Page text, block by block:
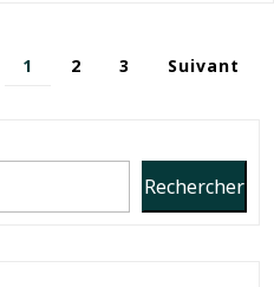
1 2 3 Suivant
Rechercher